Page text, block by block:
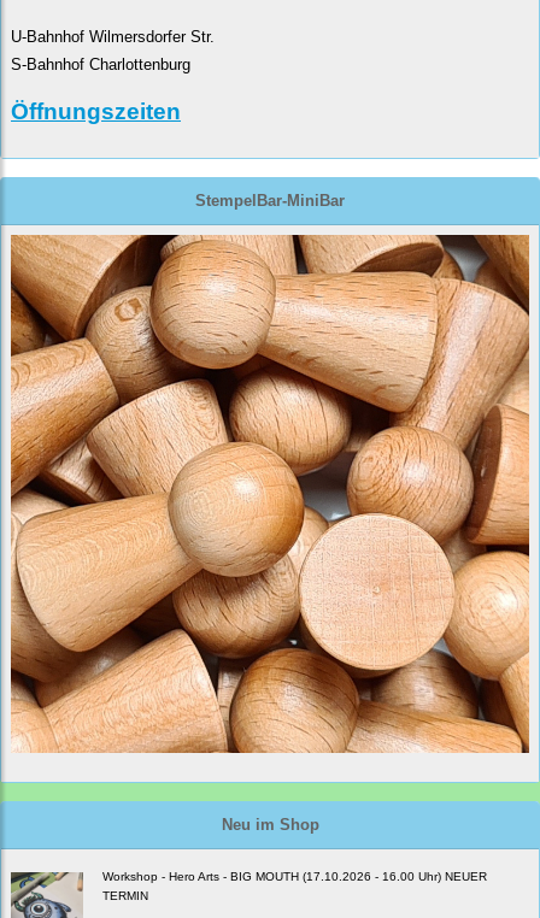
U-Bahnhof Wilmersdorfer Str.
S-Bahnhof Charlottenburg
Öffnungszeiten
StempelBar-MiniBar
Neu im Shop
Workshop - Hero Arts - BIG MOUTH (17.10.2026 - 16.00 Uhr) NEUER
TERMIN